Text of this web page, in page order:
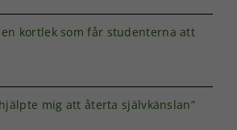
kortlek som får studenterna att
mig att återta självkänslan”